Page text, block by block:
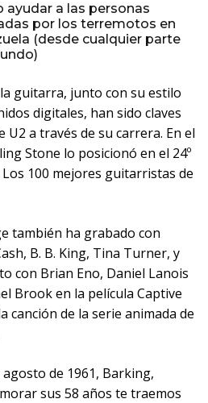
ayudar a las personas
por los terremotos en
(desde cualquier parte
guitarra, junto con su estilo
digitales, han sido claves
a través de su carrera. En el
Stone lo posicionó en el 24º
100 mejores guitarristas de
también ha grabado con
B. B. King, Tina Turner, y
con Brian Eno, Daniel Lanois
Brook en la película Captive
canción de la serie animada de
de 1961, Barking,
sus 58 años te traemos